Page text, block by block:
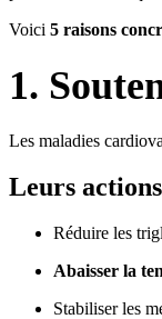
Voici 5 raisons
1.
Les maladies
Leurs
Réduire les
Abaisser la
Stabiliser les